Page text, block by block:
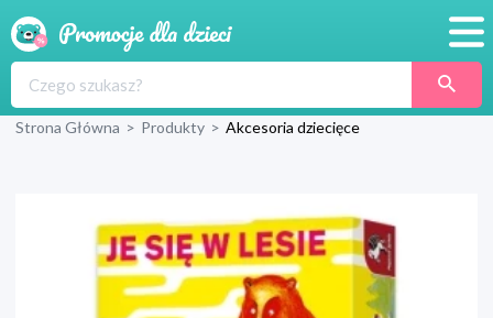
Produkty
Blog
Wyprawka
Strona Główna > Produkty > Akcesoria dziecięce